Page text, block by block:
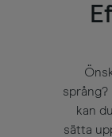
kan
sätta